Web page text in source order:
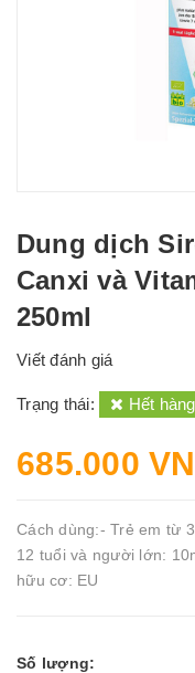
Dung dịch
Canxi và
250ml
Viết đánh giá
Trạng thái: Hết hàng
685.000
Cách dùng:- Trẻ em từ
12 tuổi và người lớn:
hữu cơ: EU
Số lượng: